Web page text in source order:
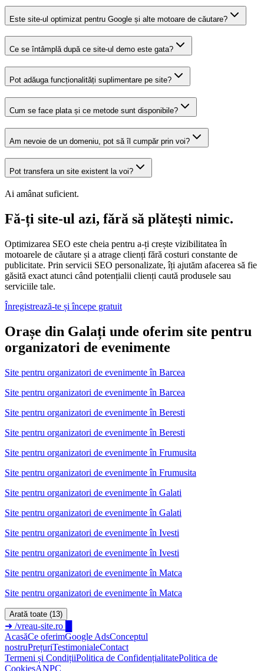
Este site-ul optimizat pentru Google și alte motoare de căutare?
Ce se întâmplă după ce site-ul demo este gata?
Pot adăuga funcționalități suplimentare pe site?
Cum se face plata și ce metode sunt disponibile?
Am nevoie de un domeniu, pot să îl cumpăr prin voi?
Pot transfera un site existent la voi?
Ai amânat suficient.
Fă-ți site-ul azi, fără să plătești nimic.
Optimizarea SEO este cheia pentru a-ți crește vizibilitatea în
motoarele de căutare și a atrage clienți fără costuri constante de
publicitate. Prin servicii SEO personalizate, îți ajutăm afacerea să fie
găsită exact atunci când potențialii clienți caută produsele sau
serviciile tale.
Înregistrează-te și începe gratuit
Orașe din Galați unde oferim site pentru
organizatori de evenimente
Site pentru organizatori de evenimenteîn Barcea
Site pentru organizatori de evenimente în Barcea
Site pentru organizatori de evenimenteîn Beresti
Site pentru organizatori de evenimente în Beresti
Site pentru organizatori de evenimenteîn Frumusita
Site pentru organizatori de evenimente în Frumusita
Site pentru organizatori de evenimenteîn Galati
Site pentru organizatori de evenimente în Galati
Site pentru organizatori de evenimenteîn Ivesti
Site pentru organizatori de evenimente în Ivesti
Site pentru organizatori de evenimenteîn Matca
Site pentru organizatori de evenimente în Matca
Arată toate (13)
➜ /vreau-site.ro
AcasăCe oferimGoogle AdsConceptul
nostruPrețuriTestimonialeContact
Termeni și CondițiiPolitica de ConfidențialitatePolitica de
CookiesANPC